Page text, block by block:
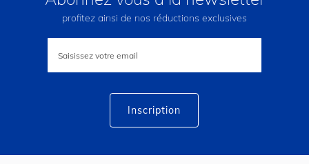
profitez ainsi de nos réductions exclusives
lettre
Inscription